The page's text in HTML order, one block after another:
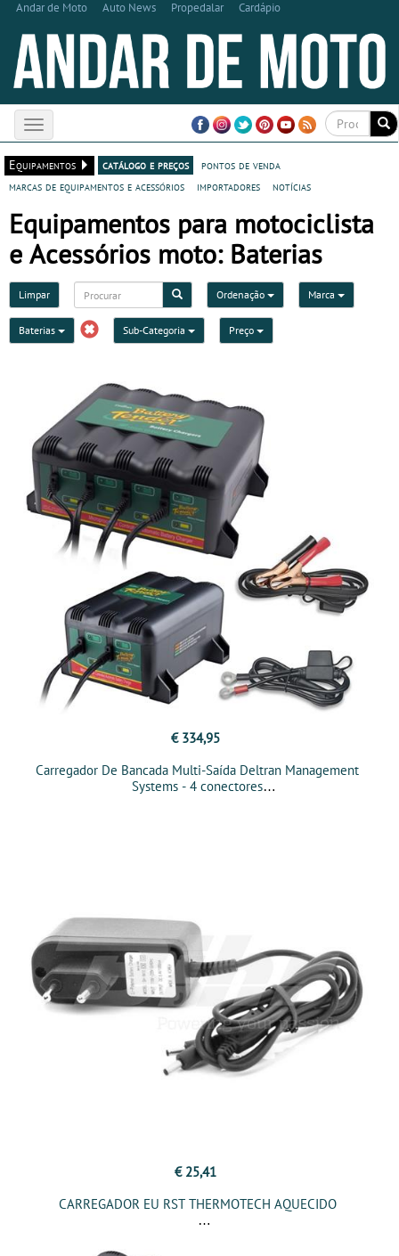
Andar de Moto Auto News Propedalar Cardápio
Toggle
navigation
Equipamentos
catálogo e preços
pontos de venda
marcas de equipamentos e acessórios
importadores notícias
Equipamentos para motociclista
e Acessórios moto: Baterias
Limpar Ordenação Marca
Baterias Sub-Categoria Preço
€ 334,95
Carregador De Bancada Multi-Saída Deltran Management
Systems - 4 conectores
€ 25,41
CARREGADOR EU RST THERMOTECH AQUECIDO